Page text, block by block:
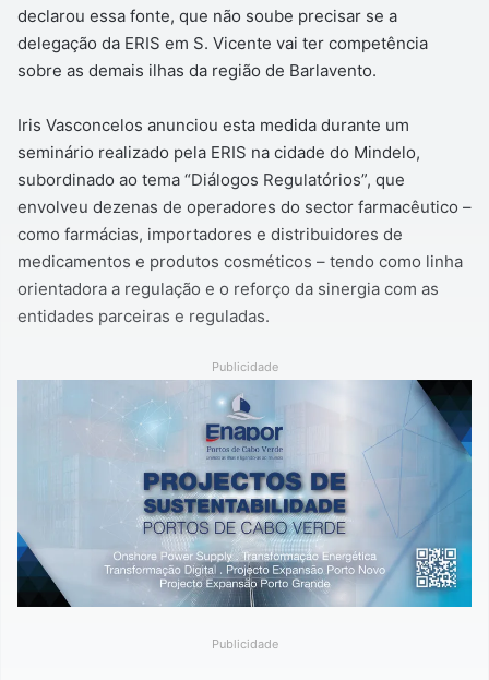
declarou essa fonte, que não soube precisar se a
delegação da ERIS em S. Vicente vai ter competência
sobre as demais ilhas da região de Barlavento.
Iris Vasconcelos anunciou esta medida durante um
seminário realizado pela ERIS na cidade do Mindelo,
subordinado ao tema “Diálogos Regulatórios”, que
envolveu dezenas de operadores do sector farmacêutico –
como farmácias, importadores e distribuidores de
medicamentos e produtos cosméticos – tendo como linha
orientadora a regulação e o reforço da sinergia com as
entidades parceiras e reguladas.
Publicidade
Publicidade